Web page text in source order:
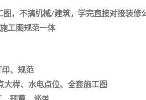
图，不搞机械/建筑，学完直接对接装修
施工图规范一体
印、规范
大样、水电点位、全套施工图